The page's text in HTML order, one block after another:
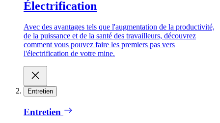
Électrification
Avec des avantages tels que l'augmentation de la productivité,
de la puissance et de la santé des travailleurs, découvrez
comment vous pouvez faire les premiers pas vers
l'électrification de votre mine.
Entretien
Entretien